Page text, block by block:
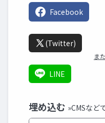
Facebook
(Twitter)
ま
LINE
埋め込む »CMSなど